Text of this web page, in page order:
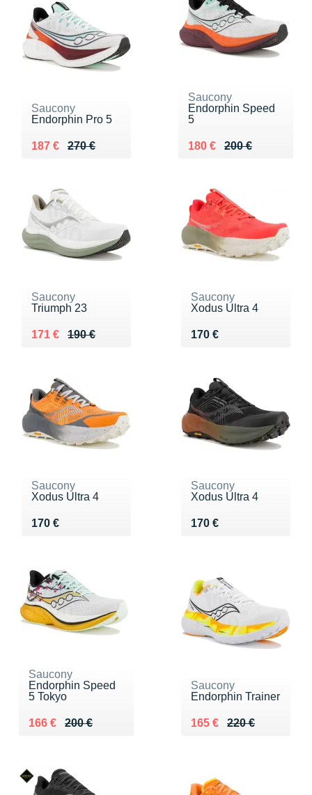
Saucony
Endorphin Pro 5
270 €
Au lieu de 270 €
187 €
Vendu 187 €
Saucony
Endorphin Speed
5
200 €
Au lieu de 200 €
180 €
Vendu 180 €
Saucony
Triumph 23
190 €
Au lieu de 190 €
171 €
Vendu 171 €
Saucony
Xodus Ultra 4
170 €
Vendu 170 €
Saucony
Xodus Ultra 4
170 €
Vendu 170 €
Saucony
Xodus Ultra 4
170 €
Vendu 170 €
Saucony
Endorphin Speed
5 Tokyo
200 €
Au lieu de 200 €
166 €
Vendu 166 €
Saucony
Endorphin Trainer
220 €
Au lieu de 220 €
165 €
Vendu 165 €